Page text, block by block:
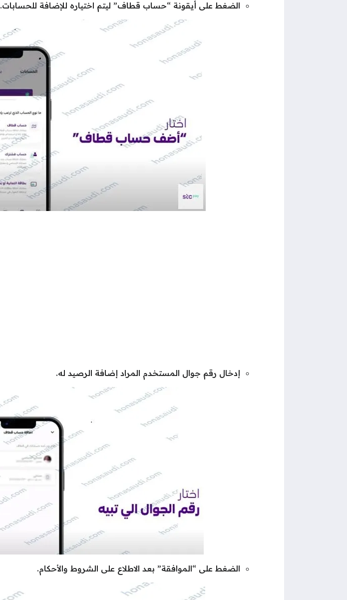
الضغط على أيقونة “حساب قطاف” ليتم اختياره للإضافة للحسابات.
إدخال رقم جوال المستخدم المراد إضافة الرصيد له.
الضغط على “الموافقة” بعد الاطلاع على الشروط والأحكام.